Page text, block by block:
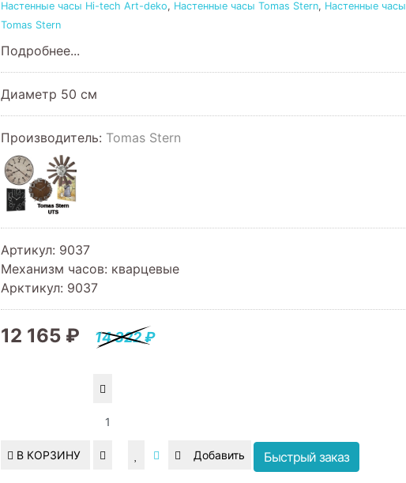
Настенные часы Hi-tech Art-deko, Настенные часы Tomas Stern, Настенные часы
Tomas Stern
Подробнее...
Диаметр 50 см
Производитель: Tomas Stern
Артикул: 9037
Механизм часов: кварцевые
Арктикул: 9037
12 165 ₽ 14 322 ₽
В КОРЗИНУ Быстрый заказ